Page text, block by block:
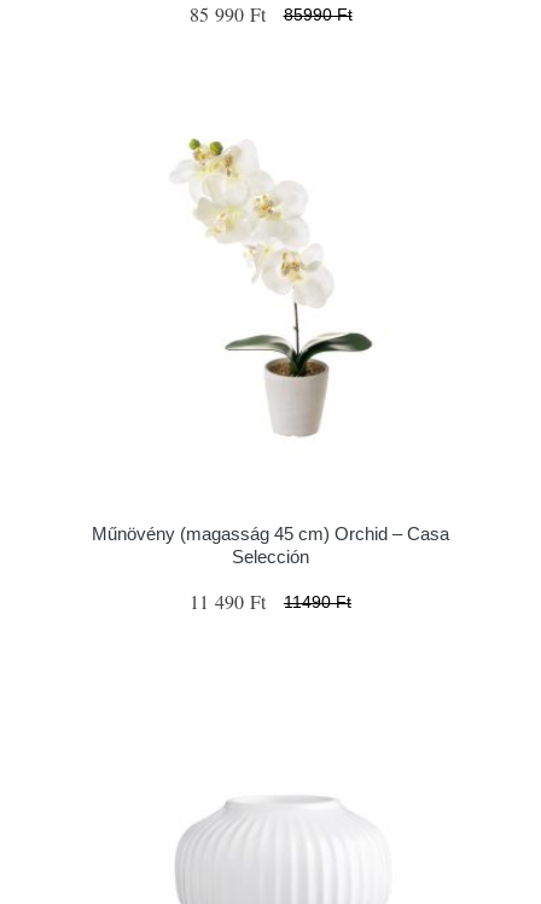
85 990 Ft 85990 Ft
Műnövény (magasság 45 cm) Orchid – Casa
Selección
11 490 Ft 11490 Ft